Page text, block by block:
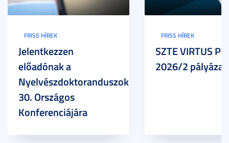
FRISS HÍREK
Jelentkezzen
előadónak a
Nyelvészdoktoranduszok
30. Országos
Konferenciájára
FRISS HÍREK
SZTE VIRTUS
2026/2